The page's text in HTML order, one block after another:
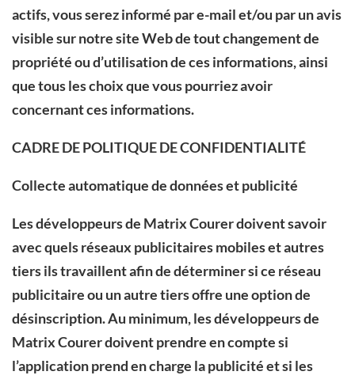
actifs, vous serez informé par e-mail et/ou par un avis
visible sur notre site Web de tout changement de
propriété ou d’utilisation de ces informations, ainsi
que tous les choix que vous pourriez avoir
concernant ces informations.
CADRE DE POLITIQUE DE CONFIDENTIALITÉ
Collecte automatique de données et publicité
Les développeurs de Matrix Courer doivent savoir
avec quels réseaux publicitaires mobiles et autres
tiers ils travaillent afin de déterminer si ce réseau
publicitaire ou un autre tiers offre une option de
désinscription. Au minimum, les développeurs de
Matrix Courer doivent prendre en compte si
l’application prend en charge la publicité et si les